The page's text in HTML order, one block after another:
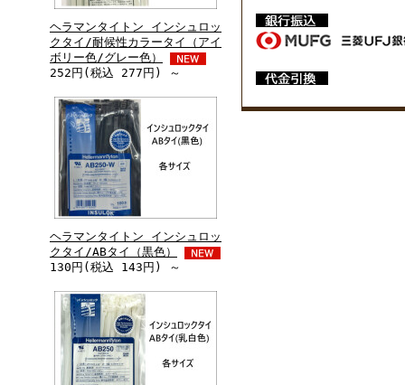
ヘラマンタイトン インシュロッ
クタイ/耐候性カラータイ（アイ
ボリー色/グレー色）
252円(税込 277円) ～
ヘラマンタイトン インシュロッ
クタイ/ABタイ（黒色）
130円(税込 143円) ～